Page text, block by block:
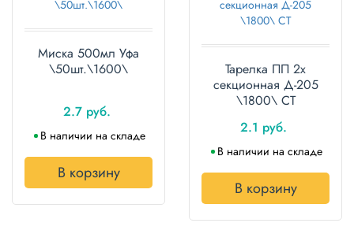
Товары
для
Миска 500мл Уфа
\50шт.\1600\
2.7 руб.
В наличии на складе
В корзину
Тарелка ПП 2х
секционная Д-205
\1800\ СТ
2.1 руб.
В наличии на складе
В корзину